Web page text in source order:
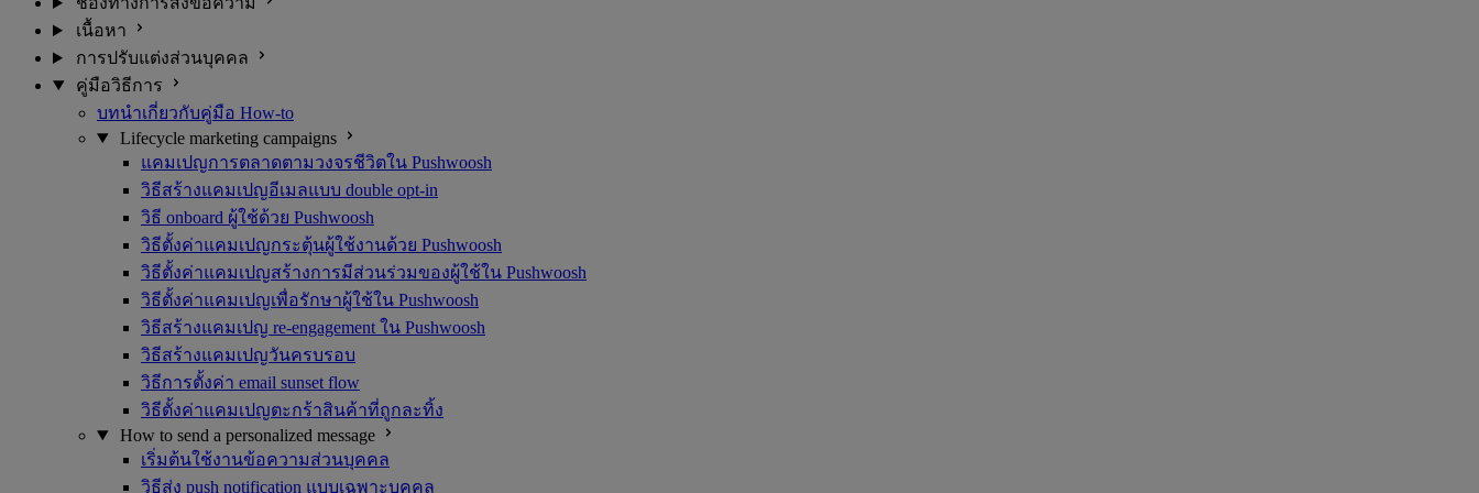
เนื้อหา
การปรับแต่งส่วนบุคคล
คู่มือวิธีการ
บทนำเกี่ยวกับคู่มือ How-to
Lifecycle marketing campaigns
แคมเปญการตลาดตามวงจรชีวิตใน Pushwoosh
วิธีสร้างแคมเปญอีเมลแบบ double opt-in
วิธี onboard ผู้ใช้ด้วย Pushwoosh
วิธีตั้งค่าแคมเปญกระตุ้นผู้ใช้งานด้วย Pushwoosh
วิธีตั้งค่าแคมเปญสร้างการมีส่วนร่วมของผู้ใช้ใน Pushwoosh
วิธีตั้งค่าแคมเปญเพื่อรักษาผู้ใช้ใน Pushwoosh
วิธีสร้างแคมเปญ re-engagement ใน Pushwoosh
วิธีสร้างแคมเปญวันครบรอบ
วิธีการตั้งค่า email sunset flow
วิธีตั้งค่าแคมเปญตะกร้าสินค้าที่ถูกละทิ้ง
How to send a personalized message
เริ่มต้นใช้งานข้อความส่วนบุคคล
วิธีส่ง push notification แบบเฉพาะบุคคล